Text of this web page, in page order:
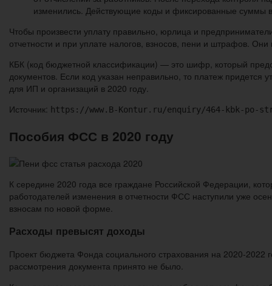
изменились. Действующие коды и фиксированные суммы
Чтобы произвести уплату правильно, юрлица и
отчетности и при уплате налогов, взносов, пени и штрафов.
КБК (код бюджетной классификации) — это шифр, который
документов. Если код указан неправильно, то платеж
для ИП и организаций в 2020 году.
Источник: https://www.B-Kontur.ru/enquiry/464-kbk-po-
Пособия ФСС в 2020 году
К середине 2020 года все граждане Российской Федерации,
работодателей изменения в отчетности ФСС наступили уже
взносам по новой форме.
Расходы превысят доходы
Проект бюджета Фонда социального страхования на 2020-
рассмотрения документа принято не было.